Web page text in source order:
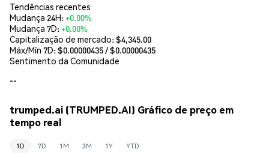
Tendências recentes
Mudança 24H:+0.00%
Mudança 7D:+0.00%
Capitalização de mercado:$4,345.00
Máx/Mín 7D: $0.00000435/ $0.00000435
Sentimento da Comunidade
--
trumped.ai (TRUMPED.AI) Gráfico de preço em
tempo real
1D 7D 1M 3M 1Y YTD